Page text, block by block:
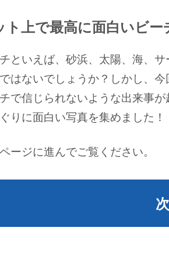
ト上で最高に面白いビー
といえば、砂浜、太陽、海、
はないでしょうか？しかし、
で信じられないような出来事
りに面白い写真を集めました！
ージに進んでご覧ください。